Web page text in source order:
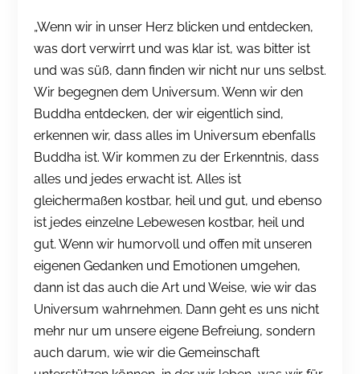
„Wenn wir in unser Herz blicken und entdecken,
was dort verwirrt und was klar ist, was bitter ist
und was süß, dann finden wir nicht nur uns selbst.
Wir begegnen dem Universum. Wenn wir den
Buddha entdecken, der wir eigentlich sind,
erkennen wir, dass alles im Universum ebenfalls
Buddha ist. Wir kommen zu der Erkenntnis, dass
alles und jedes erwacht ist. Alles ist
gleichermaßen kostbar, heil und gut, und ebenso
ist jedes einzelne Lebewesen kostbar, heil und
gut. Wenn wir humorvoll und offen mit unseren
eigenen Gedanken und Emotionen umgehen,
dann ist das auch die Art und Weise, wie wir das
Universum wahrnehmen. Dann geht es uns nicht
mehr nur um unsere eigene Befreiung, sondern
auch darum, wie wir die Gemeinschaft